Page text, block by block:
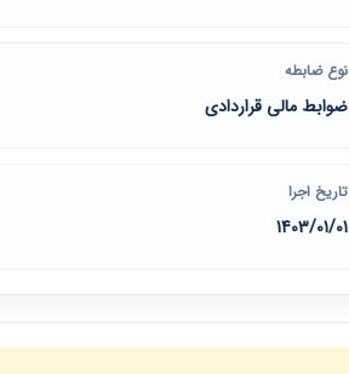
نوع ضابطه
ضوابط مالی قراردادی
تاریخ اجرا
1403/01/01